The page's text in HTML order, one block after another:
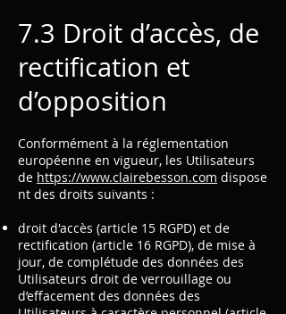
7.3 Droit d’accès, de
rectification et
d’opposition
Conformément à la réglementation
européenne en vigueur, les Utilisateurs
de https://www.clairebesson.com dispose
nt des droits suivants :
droit d'accès (article 15 RGPD) et de
rectification (article 16 RGPD), de mise à
jour, de complétude des données des
Utilisateurs droit de verrouillage ou
d’effacement des données des